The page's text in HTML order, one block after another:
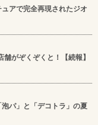
ュアで完全再現されたジオ
舗がぞくぞくと！【続報】
泡パ」と「デコトラ」の夏